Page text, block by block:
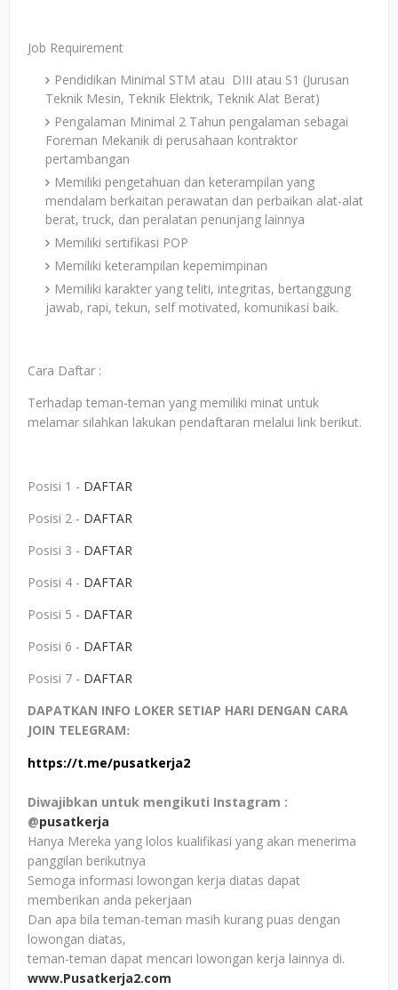
Job Requirement
Pendidikan Minimal STM atau DIII atau S1 (Jurusan
Teknik Mesin, Teknik Elektrik, Teknik Alat Berat)
Pengalaman Minimal 2 Tahun pengalaman sebagai
Foreman Mekanik di perusahaan kontraktor
pertambangan
Memiliki pengetahuan dan keterampilan yang
mendalam berkaitan perawatan dan perbaikan alat-alat
berat, truck, dan peralatan penunjang lainnya
Memiliki sertifikasi POP
Memiliki keterampilan kepemimpinan
Memiliki karakter yang teliti, integritas, bertanggung
jawab, rapi, tekun, self motivated, komunikasi baik.
Cara Daftar :
Terhadap teman-teman yang memiliki minat untuk
melamar silahkan lakukan pendaftaran melalui link berikut.
Posisi 1 - DAFTAR
Posisi 2 - DAFTAR
Posisi 3 - DAFTAR
Posisi 4 - DAFTAR
Posisi 5 - DAFTAR
Posisi 6 - DAFTAR
Posisi 7 - DAFTAR
DAPATKAN INFO LOKER SETIAP HARI DENGAN CARA
JOIN TELEGRAM:
https://t.me/pusatkerja2
Diwajibkan untuk mengikuti Instagram :
@pusatkerja
Hanya Mereka yang lolos kualifikasi yang akan menerima
panggilan berikutnya
Semoga informasi lowongan kerja diatas dapat
memberikan anda pekerjaan
Dan apa bila teman-teman masih kurang puas dengan
lowongan diatas,
teman-teman dapat mencari lowongan kerja lainnya di.
www.Pusatkerja2.com